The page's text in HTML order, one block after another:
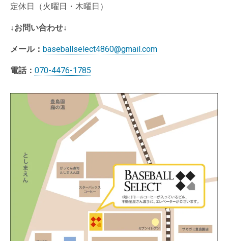
定休日（火曜日・木曜日）
↓お問い合わせ↓
メール： baseballselect4860@gmail.com
電話： 070-4476-1785